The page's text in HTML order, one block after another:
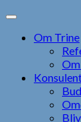
Skip
contentOm Trine